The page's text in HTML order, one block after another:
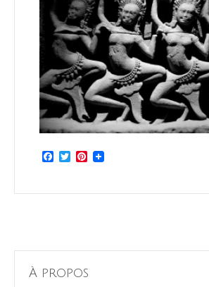
Facebook
TwitterPinterest
À propos